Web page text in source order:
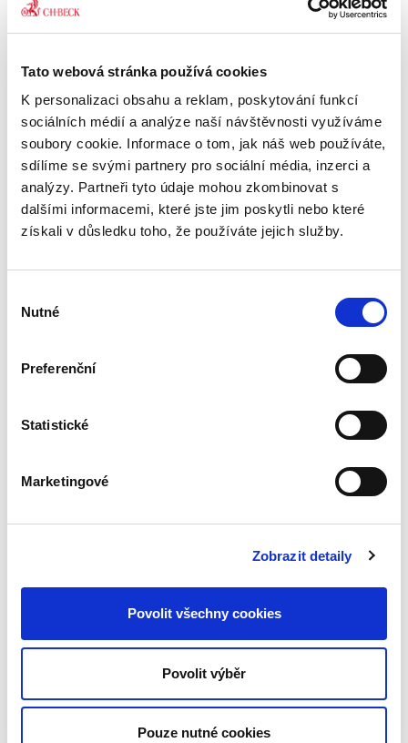
Tato webová stránka používá cookies
K personalizaci obsahu a reklam, poskytování funkcí
sociálních médií a analýze naší návštěvnosti využíváme
soubory cookie. Informace o tom, jak náš web používáte,
sdílíme se svými partnery pro sociální média, inzerci a
analýzy. Partneři tyto údaje mohou zkombinovat s
dalšími informacemi, které jste jim poskytli nebo které
získali v důsledku toho, že používáte jejich služby.
souhlasu
Nutné
Preferenční
Statistické
Marketingové
Zobrazit detaily
Povolit všechny cookies
Povolit výběr
Pouze nutné cookies
schémata z obecné
části trestního
práva hmotného. 3.
vydání
3. VYDÁNÍ
Jiří Říha
Jiří Kindl,a kol.
Od druhého vydání učebnice uplynulo již více
než osm let, přičemž během této doby došlo na
poli soutěžního práva (práva ochrany
kontextu k relativně...